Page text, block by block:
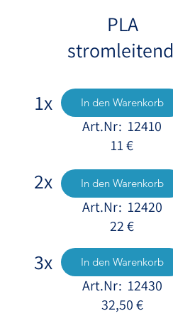
PLA
stromleitend
1x
In den Warenkorb
Art.Nr: 12410
11 €
2x In den Warenkorb
Art.Nr: 12420
22 €
3x In den Warenkorb
Art.Nr: 12430
32,50 €